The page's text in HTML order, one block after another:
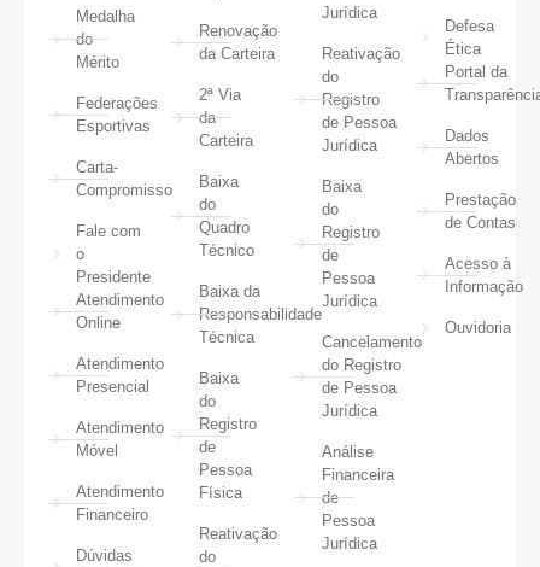
Medalha
do
Mérito
Federações
Esportivas
Carta-
Compromisso
Fale com
o
Presidente
Atendimento
Online
Atendimento
Presencial
Atendimento
Móvel
Atendimento
Financeiro
Dúvidas
Renovação
da Carteira
2ª Via
da
Carteira
Baixa
do
Quadro
Técnico
Baixa da
Responsabilidade
Técnica
Baixa
do
Registro
de
Pessoa
Física
Reativação
do
Jurídica
Reativação
do
Registro
de Pessoa
Jurídica
Baixa
do
Registro
de
Pessoa
Jurídica
Cancelamento
do Registro
de Pessoa
Jurídica
Análise
Financeira
de
Pessoa
Jurídica
Defesa
Ética
Portal da
Dados
Abertos
Prestação
de Contas
Acesso à
Informação
Ouvidoria